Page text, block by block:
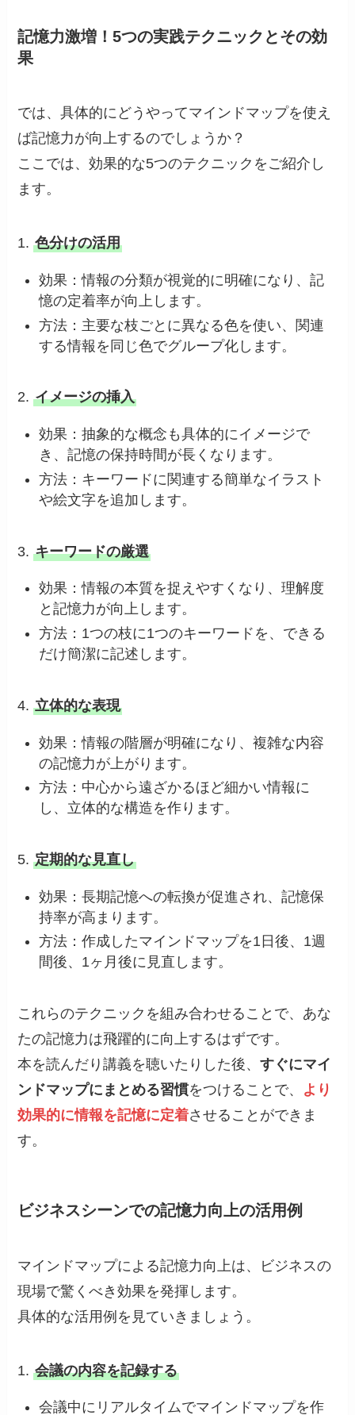
記憶力激増！5つの実践テクニックとその効
果
では、具体的にどうやってマインドマップを使え
ば記憶力が向上するのでしょうか？
ここでは、効果的な5つのテクニックをご紹介し
ます。
1.色分けの活用
効果：情報の分類が視覚的に明確になり、記
憶の定着率が向上します。
方法：主要な枝ごとに異なる色を使い、関連
する情報を同じ色でグループ化します。
2.イメージの挿入
効果：抽象的な概念も具体的にイメージで
き、記憶の保持時間が長くなります。
方法：キーワードに関連する簡単なイラスト
や絵文字を追加します。
3.キーワードの厳選
効果：情報の本質を捉えやすくなり、理解度
と記憶力が向上します。
方法：1つの枝に1つのキーワードを、できる
だけ簡潔に記述します。
4.立体的な表現
効果：情報の階層が明確になり、複雑な内容
の記憶力が上がります。
方法：中心から遠ざかるほど細かい情報に
し、立体的な構造を作ります。
5.定期的な見直し
効果：長期記憶への転換が促進され、記憶保
持率が高まります。
方法：作成したマインドマップを1日後、1週
間後、1ヶ月後に見直します。
これらのテクニックを組み合わせることで、あな
たの記憶力は飛躍的に向上するはずです。
本を読んだり講義を聴いたりした後、すぐにマイ
ンドマップにまとめる習慣をつけることで、 より
効果的に情報を記憶に定着させることができま
す。
ビジネスシーンでの記憶力向上の活用例
マインドマップによる記憶力向上は、ビジネスの
現場で驚くべき効果を発揮します。
具体的な活用例を見ていきましょう。
1.会議の内容を記録する
会議中にリアルタイムでマインドマップを作